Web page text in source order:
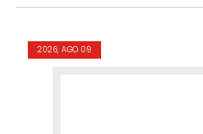
2026, AGO 09